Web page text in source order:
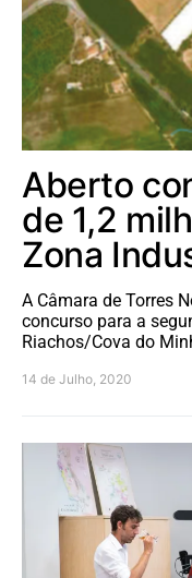
Aberto
de 1,2
Zona
A Câmara de Torres
concurso para a
Riachos/Cova do
14 de Julho, 2020